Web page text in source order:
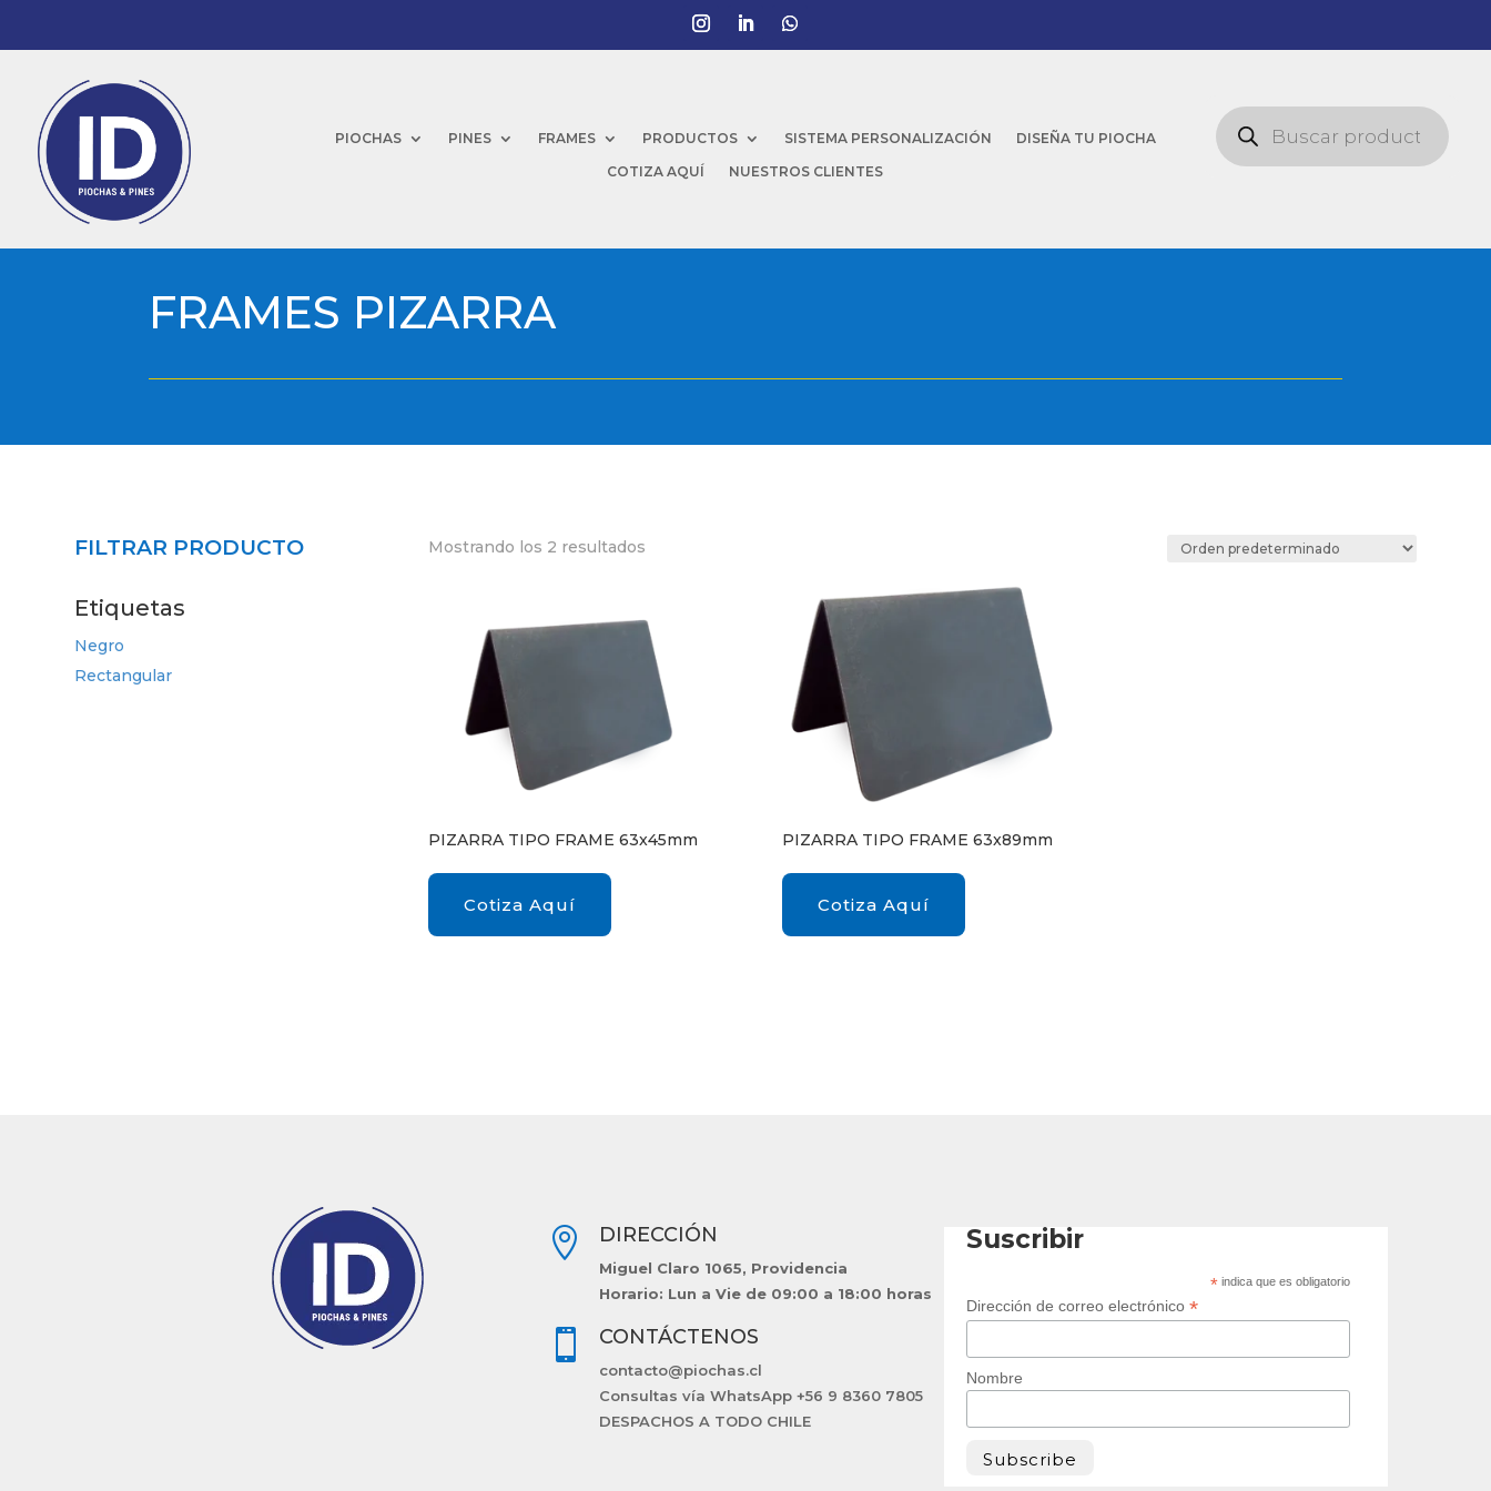
PIOCHAS PINES FRAMES PRODUCTOS SISTEMA PERSONALIZACIÓN
DISEÑA TU PIOCHA
COTIZA AQUÍ
NUESTROS CLIENTES
Búsqueda
de
productos
FRAMES PIZARRA
FILTRAR PRODUCTO
Etiquetas
Negro
Rectangular
Mostrando los 2 resultados
PIZARRA TIPO FRAME 63x45mm
Cotiza Aquí
PIZARRA TIPO FRAME 63x89mm
Cotiza Aquí
 DIRECCIÓN
Miguel Claro 1065, Providencia
Horario: Lun a Vie de 09:00 a 18:00 horas
 CONTÁCTENOS
contacto@piochas.cl
Consultas vía WhatsApp +56 9 8360 7805
DESPACHOS A TODO CHILE
Suscribir
*indica que es obligatorio
Dirección de correo electrónico*
Nombre